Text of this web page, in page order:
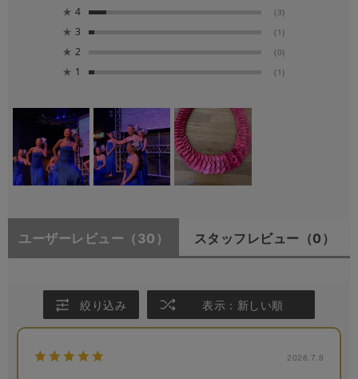
★ 4 (3)
★ 3 (1)
★ 2 (0)
★ 1 (1)
ユーザーレビュー （30） スタッフレビュー （0）
絞り込み 表示：新しい順
2026.7.8